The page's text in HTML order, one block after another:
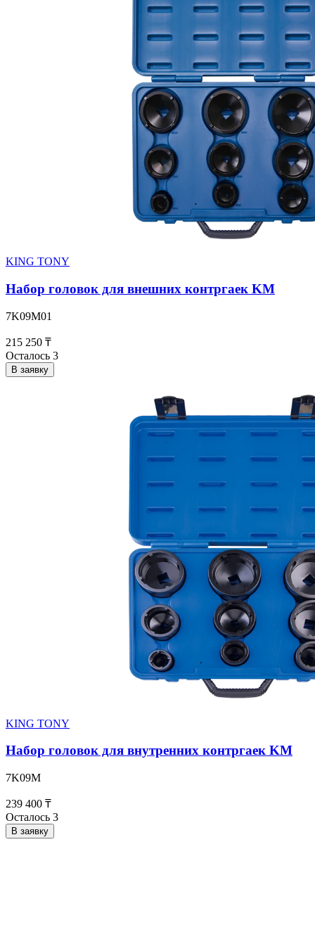
KING TONY
Набор головок для внешних контргаек KM
7K09M01
215 250 ₸
Осталось 3
В заявку
KING TONY
Набор головок для внутренних контргаек KM
7K09M
239 400 ₸
Осталось 3
В заявку